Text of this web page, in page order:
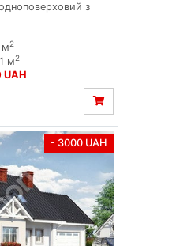
з
м2
м2
UAH
- 3000 UAH